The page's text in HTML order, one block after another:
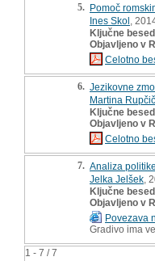
1 - 7 / 7
5. Pomoč
Ines Skol ,
Ključne
Objavljeno v
Celotno
6. Jezikovne
Martina Rupčič
Ključne
Objavljeno v
Celotno
7. Analiza
Jelka Jelšek ,
Ključne
Objavljeno v
Povezava
Gradivo ima